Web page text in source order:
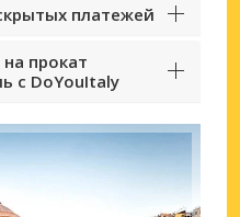
платежей
прокат
с DoYouItaly